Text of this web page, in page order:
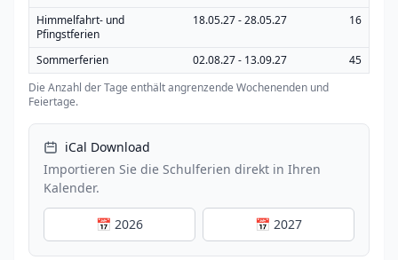
Himmelfahrt- und
Pfingstferien
18.05.27 - 28.05.27 16
Sommerferien 02.08.27 - 13.09.27
45
Die Anzahl der Tage enthält angrenzende Wochenenden und
Feiertage.
iCal Download
Importieren Sie die Schulferien direkt in Ihren
Kalender.
📅 2026 📅 2027